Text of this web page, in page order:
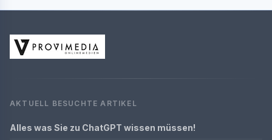
AKTUELL BESUCHTE ARTIKEL
Alles was Sie zu ChatGPT wissen müssen!